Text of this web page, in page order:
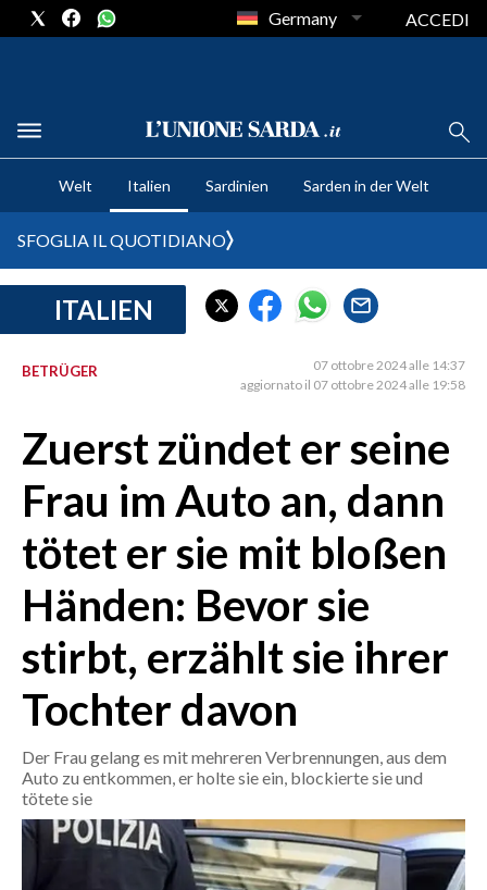
CRONACA SARDEGNA
CAGLIARI
SULCIS IGLESIENTE
MEDIO CAMPIDANO
ORISTANO E PROVINCIA
OGLIASTRA
AGENDA
CRONACA
ITALIA
MONDO
POLITICA
ECONOMIA
SERVIZI ALLE IMPRESE
LAVORO
BANDI
SPORT IN SARDEGNA
Germany ACCEDI
Welt Italien Sardinien Sarden in der Welt
SFOGLIA IL QUOTIDIANO
ITALIEN
BETRÜGER
07 ottobre 2024 alle 14:37
aggiornato il 07 ottobre 2024 alle 19:58
Zuerst zündet er seine
Frau im Auto an, dann
tötet er sie mit bloßen
Händen: Bevor sie
stirbt, erzählt sie ihrer
Tochter davon
Der Frau gelang es mit mehreren Verbrennungen, aus dem
Auto zu entkommen, er holte sie ein, blockierte sie und
tötete sie